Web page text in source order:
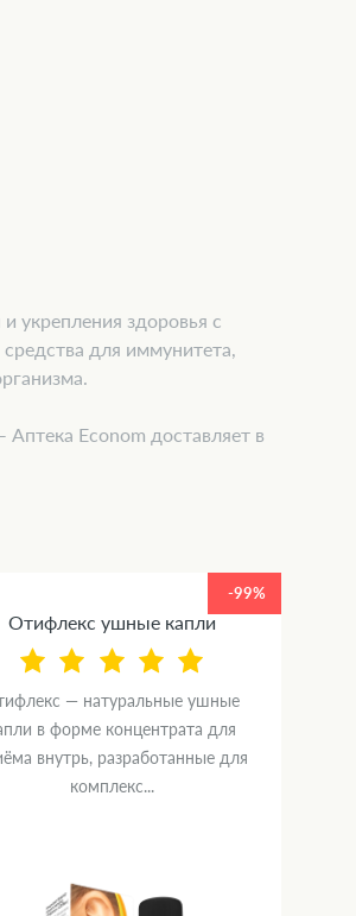
укрепления здоровья с
для иммунитета,
Econom доставляет в
-99%
Отифлекс ушные капли
— натуральные ушные
в форме концентрата для
внутрь, разработанные для
комплекс...